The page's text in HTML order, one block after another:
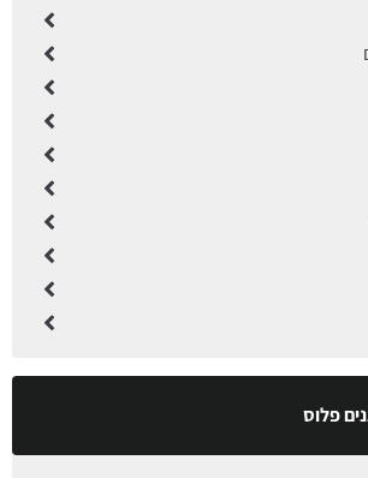
פלוס
אונו: